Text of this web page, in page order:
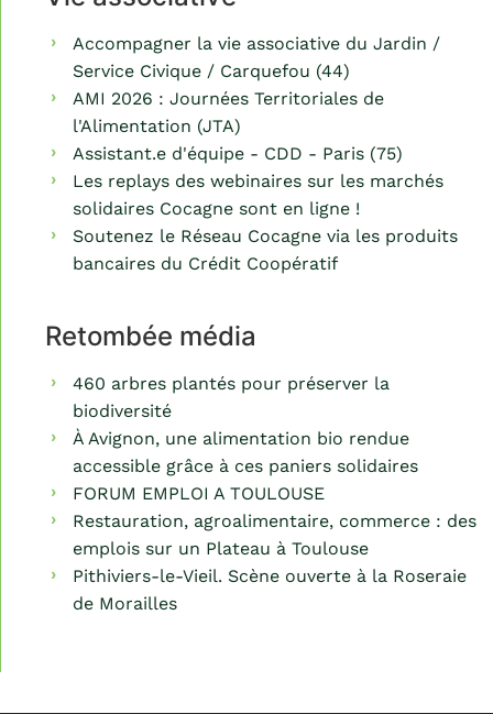
Accompagner la vie associative du Jardin /
Service Civique / Carquefou (44)
AMI 2026 : Journées Territoriales de
l'Alimentation (JTA)
Assistant.e d'équipe - CDD - Paris (75)
Les replays des webinaires sur les marchés
solidaires Cocagne sont en ligne !
Soutenez le Réseau Cocagne via les produits
bancaires du Crédit Coopératif
Retombée média
460 arbres plantés pour préserver la
biodiversité
À Avignon, une alimentation bio rendue
accessible grâce à ces paniers solidaires
FORUM EMPLOI A TOULOUSE
Restauration, agroalimentaire, commerce : des
emplois sur un Plateau à Toulouse
Pithiviers-le-Vieil. Scène ouverte à la Roseraie
de Morailles